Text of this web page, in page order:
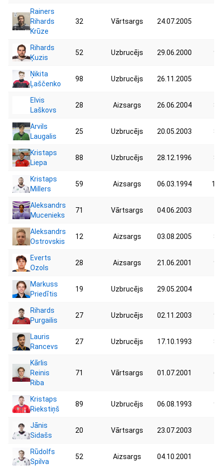
Rainers
Rihards
Krūze
32 Vārtsargs 24.07.2005
Rihards
Ķuzis
52 Uzbrucējs 29.06.2000
Ņikita
Ļaščenko
98 Uzbrucējs 26.11.2005
Elvis
Laškovs
28 Aizsargs 26.06.2004
Arvils
Laugalis
25 Uzbrucējs 20.05.2003
Kristaps
Liepa
88 Uzbrucējs 28.12.1996
Kristaps
Millers
59 Aizsargs 06.03.1994
Aleksandrs
Mucenieks
71 Vārtsargs 04.06.2003
Aleksandrs
Ostrovskis
12 Aizsargs 03.08.2005
Everts
Ozols
28 Aizsargs 21.06.2001
Markuss
Priedītis
19 Uzbrucējs 29.05.2004
Rihards
Purgailis
27 Uzbrucējs 02.11.2003
Lauris
Rancevs
27 Uzbrucējs 17.10.1993
Kārlis
Reinis
Riba
71 Vārtsargs 01.07.2001
Kristaps
Riekstiņš
89 Uzbrucējs 06.08.1993
Jānis
Sidašs
20 Vārtsargs 23.07.2003
Rūdolfs
Spilva
52 Aizsargs 04.10.2001